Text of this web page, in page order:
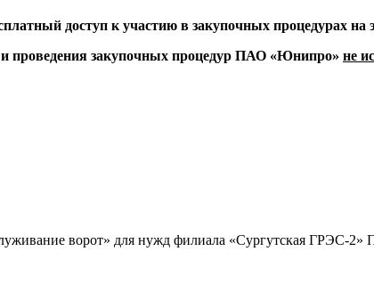
доступ к участию в закупочных процедурах
проведения закупочных процедур ПАО «Юнипро» не
ворот» для нужд филиала «Сургутская